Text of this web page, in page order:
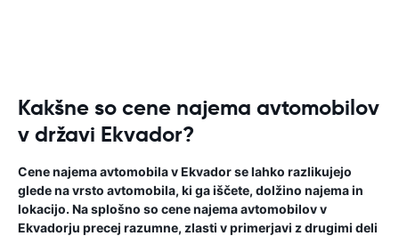
Kakšne so cene najema avtomobilov
v državi Ekvador?
Cene najema avtomobila v Ekvador se lahko razlikujejo
glede na vrsto avtomobila, ki ga iščete, dolžino najema in
lokacijo. Na splošno so cene najema avtomobilov v
Ekvadorju precej razumne, zlasti v primerjavi z drugimi deli